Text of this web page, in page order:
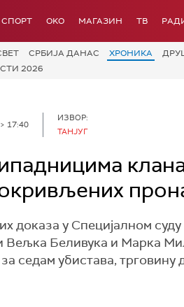
СПОРТ OKO МАГАЗИН ТВ
СРБИЈА ДАНАС ХРОНИКА
2026
17:40
ИЗВОР:
ТАНЈУГ
доказа у Специјалном
Вељка Беливука и Марка
седам убистава,